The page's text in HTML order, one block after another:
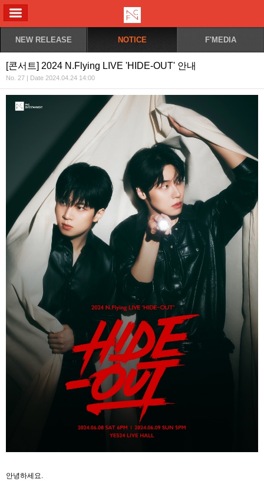
NEW RELEASE NOTICE F'MEDIA
[콘서트] 2024 N.Flying LIVE 'HIDE-OUT' 안내
No. 27 | Date 2024.04.24 14:00
안녕하세요.